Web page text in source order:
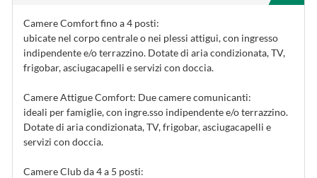
Camere Comfort fino a 4 posti:
ubicate nel corpo centrale o nei plessi attigui, con ingresso
indipendente e/o terrazzino. Dotate di aria condizionata, TV,
frigobar, asciugacapelli e servizi con doccia.
Camere Attigue Comfort: Due camere comunicanti:
ideali per famiglie, con ingre.sso indipendente e/o terrazzino.
Dotate di aria condizionata, TV, frigobar, asciugacapelli e
servizi con doccia.
Camere Club da 4 a 5 posti: